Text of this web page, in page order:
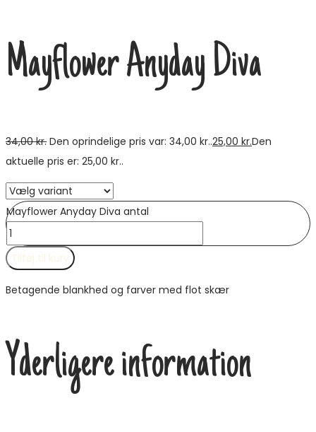
Mayflower Anyday Diva
34,00kr. Den oprindelige pris var: 34,00 kr..25,00 kr.Den
aktuelle pris er: 25,00 kr..
Mayflower Anyday Diva antal
Tilføj til kurv
Betagende blankhed og farver med flot skær
Yderligere information